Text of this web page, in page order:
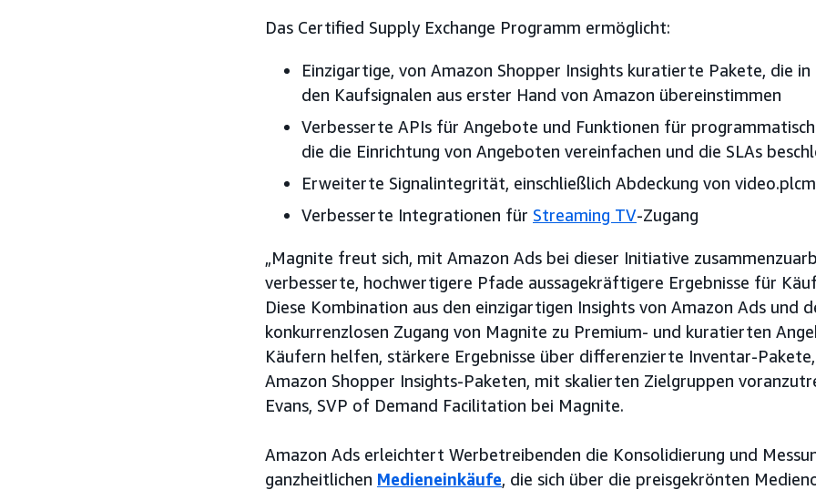
Das Certified Supply Exchange Programm ermöglicht:
Einzigartige, von Amazon Shopper Insights kuratierte Pakete, die
den Kaufsignalen aus erster Hand von Amazon übereinstimmen
Verbesserte APIs für Angebote und Funktionen für
die die Einrichtung von Angeboten vereinfachen und die SLAs
Erweiterte Signalintegrität, einschließlich Abdeckung von
Verbesserte Integrationen für Streaming TV-Zugang
„Magnite freut sich, mit Amazon Ads bei dieser Initiative
verbesserte, hochwertigere Pfade aussagekräftigere Ergebnisse für
Diese Kombination aus den einzigartigen Insights von Amazon Ads und
konkurrenzlosen Zugang von Magnite zu Premium- und kuratierten
Käufern helfen, stärkere Ergebnisse über differenzierte Inventar-Pakete,
Amazon Shopper Insights-Paketen, mit skalierten Zielgruppen
Evans, SVP of Demand Facilitation bei Magnite.
Amazon Ads erleichtert Werbetreibenden die Konsolidierung und
ganzheitlichen Medieneinkäufe, die sich über die preisgekrönten